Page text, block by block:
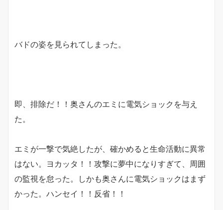
バドの姿を見られてしまった。
即、排除だ！！奥さんのエミに電気ショックを与え
た。
エミが一撃で気絶したが、確かめると生命活動に異常
はない。ヨカッタ！！攻撃に夢中になりすぎて、周囲
の監視を怠った。しかも奥さんに電気ショックはまず
かった。ハンセイ！！反省！！